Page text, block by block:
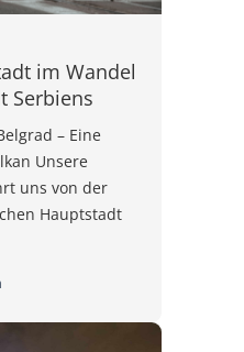
im Wandel
Serbiens
– Eine
Unsere
uns von der
Hauptstadt